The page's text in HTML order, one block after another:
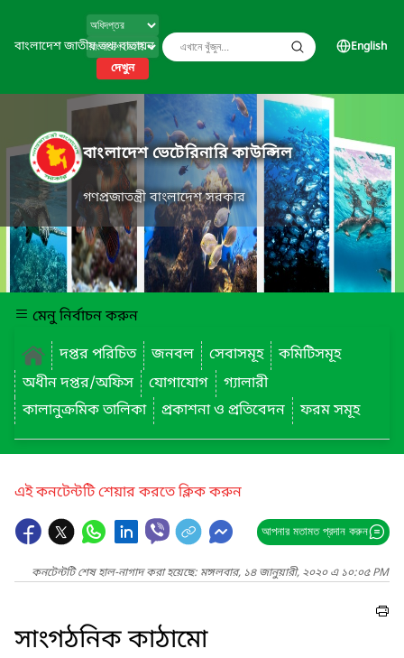
বাংলাদেশ জাতীয় তথ্য বাতায়ন
দেখুন
English
বাংলাদেশ ভেটেরিনারি কাউন্সিল
গণপ্রজাতন্ত্রী বাংলাদেশ সরকার
মেনু নির্বাচন করুন
দপ্তর পরিচিত
জনবল সেবাসমূহ
কমিটিসমূহ
অধীন দপ্তর/অফিস
যোগাযোগ
গ্যালারী
কালানুক্রমিক তালিকা
প্রকাশনা ও প্রতিবেদন ফরম সমূহ
এই কনটেন্টটি শেয়ার করতে ক্লিক করুন
আপনার মতামত প্রদান করুন
কনটেন্টটি শেষ হাল-নাগাদ করা হয়েছে: মঙ্গলবার, ১৪ জানুয়ারী, ২০২০ এ ১০:০৫ PM
সাংগঠনিক কাঠামো